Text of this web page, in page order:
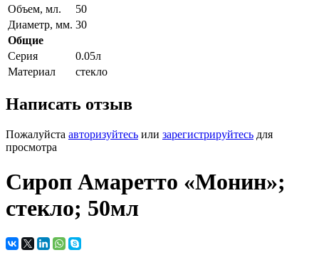
Объем, мл.
50
Диаметр, мм. 30
Общие
Серия
0.05л
Материал
стекло
Написать отзыв
Пожалуйста авторизуйтесь или зарегистрируйтесь для
просмотра
Сироп Амаретто «Монин»;
стекло; 50мл